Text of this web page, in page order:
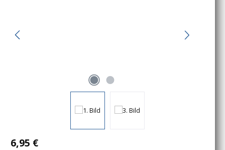
Regulärer Preis:
6,95 €